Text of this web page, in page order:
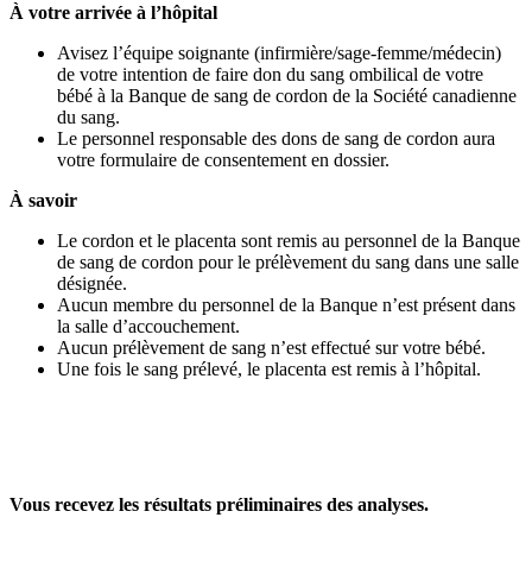
À votre arrivée à l’hôpital
Avisez l’équipe soignante (infirmière/sage-femme/médecin)
de votre intention de faire don du sang ombilical de votre
bébé à la Banque de sang de cordon de la Société canadienne
du sang.
Le personnel responsable des dons de sang de cordon aura
votre formulaire de consentement en dossier.
À savoir
Le cordon et le placenta sont remis au personnel de la Banque
de sang de cordon pour le prélèvement du sang dans une salle
désignée.
Aucun membre du personnel de la Banque n’est présent dans
la salle d’accouchement.
Aucun prélèvement de sang n’est effectué sur votre bébé.
Une fois le sang prélevé, le placenta est remis à l’hôpital.
Vous recevez les résultats préliminaires des analyses.